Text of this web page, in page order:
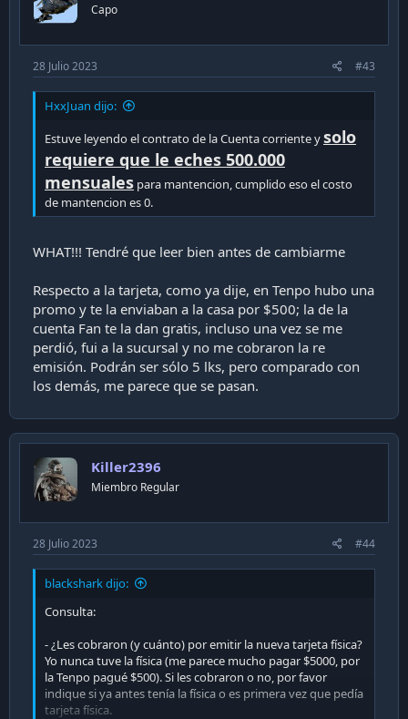
n
s
Capo
28 Julio 2023 #43
HxxJuan dijo:
Estuve leyendo el contrato de la Cuenta corriente ysolo
requiere que le eches 500.000
mensuales para mantencion, cumplido eso el costo
de mantencion es 0.
WHAT!!! Tendré que leer bien antes de cambiarme
Respecto a la tarjeta, como ya dije, en Tenpo hubo una
promo y te la enviaban a la casa por $500; la de la
cuenta Fan te la dan gratis, incluso una vez se me
perdió, fui a la sucursal y no me cobraron la re
emisión. Podrán ser sólo 5 lks, pero comparado con
los demás, me parece que se pasan.
Killer2396
Miembro Regular
28 Julio 2023 #44
blackshark dijo:
Consulta:
- ¿Les cobraron (y cuánto) por emitir la nueva tarjeta física?
Yo nunca tuve la física (me parece mucho pagar $5000, por
la Tenpo pagué $500). Si les cobraron o no, por favor
indique si ya antes tenía la física o es primera vez que pedía
tarjeta física.